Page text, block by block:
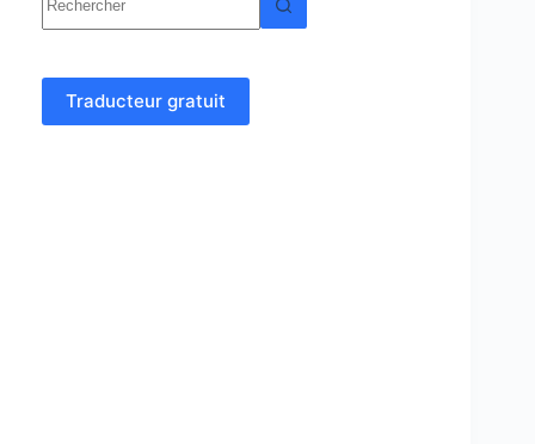
résultat
Traducteur gratuit